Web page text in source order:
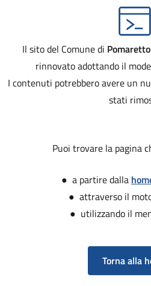
Il sito del Comune di Pomaretto
rinnovato adottando il
I contenuti potrebbero avere un
stati
Puoi trovare la pagina
● a partire dalla
● attraverso il
● utilizzando il
Torna alla